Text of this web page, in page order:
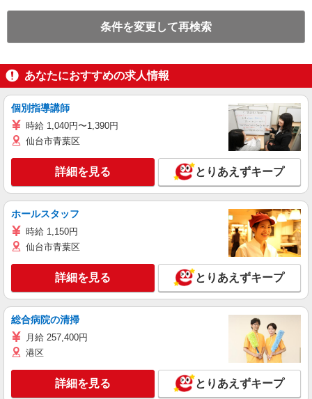
条件を変更して再検索
あなたにおすすめの求人情報
個別指導講師
時給 1,040円〜1,390円
仙台市青葉区
詳細を見る とりあえずキープ
ホールスタッフ
時給 1,150円
仙台市青葉区
詳細を見る とりあえずキープ
総合病院の清掃
月給 257,400円
港区
詳細を見る とりあえずキープ